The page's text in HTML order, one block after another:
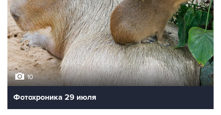
10
Фотохроника 29 июля